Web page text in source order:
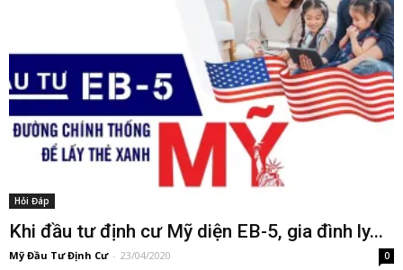
Hỏi Đáp
Khi đầu tư định cư Mỹ diện EB-5, gia đình ly...
Mỹ Đầu Tư Định Cư - 23/04/2020 0